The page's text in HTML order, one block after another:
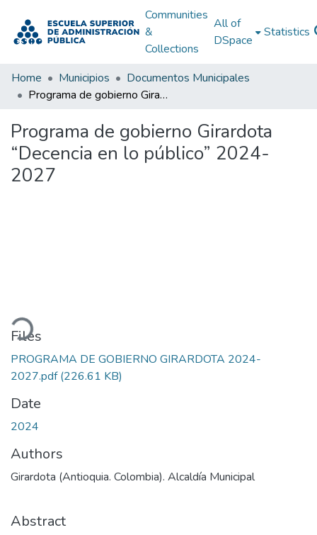
Communities
&
Collections
All of
DSpace
Statistics
Home Municipios
Documentos Municipales
Programa de gobierno Girardota “Decencia en lo público” 2024-2027
Programa de gobierno Girardota
“Decencia en lo público” 2024-
2027
Loading...
Files
PROGRAMA DE GOBIERNO GIRARDOTA 2024-
2027.pdf(226.61 KB)
Date
2024
Authors
Girardota (Antioquia. Colombia). Alcaldía Municipal
Abstract